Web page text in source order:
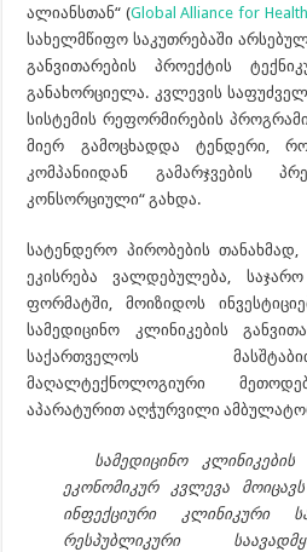
ალიანსთან“ (Global Alliance for
სახელმწიფო საკუთრებაში
განვითარების პროექტის
განახორციელა. კვლევის
სისტემის რეფორმირების
მიერ გამოცხადდა ტენდერი,
კომპანიიდან გამარჯვების
კონსორციული“ გახდა.
სატენდერო პირობების თანახმად,
ეკისრება ვალდებულება,
ფორმატში, მოიზიდოს
სამედიცინო კლინიკების
საქართველოს
მაღალტექნოლოგიური
აპარატურით აღჭურვილი
სამედიცინო კლინიკების
ეკონომიკურ კვლევა
ინფექციური კლინიკური
რესპუბლიკური